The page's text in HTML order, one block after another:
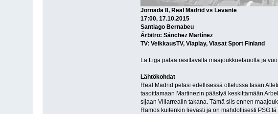
Jornada 8, Real Madrid vs Levante
17:00, 17.10.2015
Santiago Bernabeu
Árbitro: Sánchez Martínez
TV: VeikkausTV, Viaplay, Viasat Sport Finland
La Liga palaa rasittavalta maajoukkuetauolta ja
Lähtökohdat
Real Madrid pelasi edellisessä ottelussa tasan
tasoittamaan Martinezin päästyä keskittämään
sijaan Villarrealin takana. Tämä siis ennen
Ramos kuitenkin lievästi ja on mahdollisesti